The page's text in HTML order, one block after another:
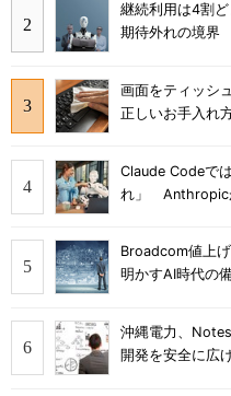
継続利用は4割
期待外れの境界
画面をティッシ
正しいお手入れ
Claude Codeで
れ」 Anthropic
Broadcom値上
明かすAI時代の
沖縄電力、
開発を安全に広